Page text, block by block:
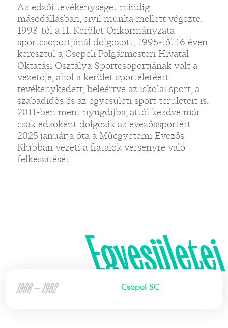
Az edzői tevékenységet mindig
másodállásban, civil munka mellett végezte.
1993-tól a II. Kerület Önkormányzata
sportcsoportjánál dolgozott; 1995-től 16 éven
keresztül a Csepeli Polgármesteri Hivatal
Oktatási Osztálya Sportcsoportjának volt a
vezetője, ahol a kerület sportéletéért
tevékenykedett, beleértve az iskolai sport, a
szabadidős és az egyesületi sport területeit is.
2011-ben ment nyugdíjba, attól kezdve már
csak edzőként dolgozik az evezőssportért.
2025 januárja óta a Műegyetemi Evezős
Klubban vezeti a fiatalok versenyre való
felkészítését.
Egyesületei
1966 — 1982 Csepel SC